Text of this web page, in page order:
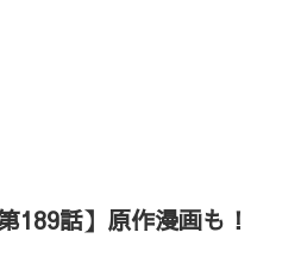
189話】原作漫画も！